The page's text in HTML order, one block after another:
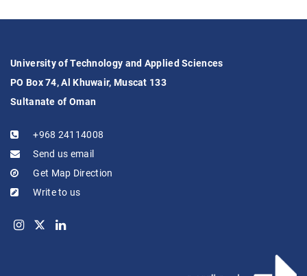
University of Technology and Applied Sciences
PO Box 74, Al Khuwair, Muscat 133
Sultanate of Oman
+968 24114008
Send us email
Get Map Direction
Write to us